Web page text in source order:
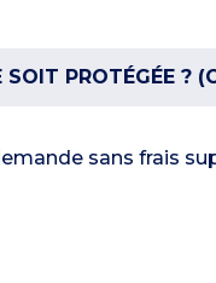
PROTÉGÉE ?
sans frais